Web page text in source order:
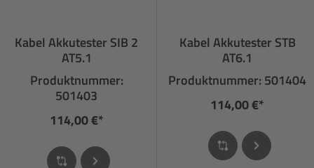
Kabel Akkutester SIB 2
AT5.1
Produktnummer:
501403
114,00 €*
Kabel Akkutester STB
AT6.1
Produktnummer: 501404
114,00 €*